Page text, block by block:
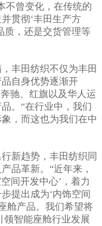
不曾变化，在传统的
贯彻‘丰田生产方
质，还是交货管理等
丰田纺织不仅为丰田
自身优势逐渐开
驰、红旗以及华人运
。“在行业中，我们
，而这也为我们在中
新趋势，丰田纺织同
品革新。“近年来，
间开发中心’，着力
提出成为‘内饰空间
舱产品。我们希望将
领智能座舱行业发展